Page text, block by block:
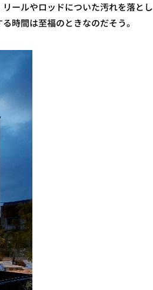
ールやロッドについた汚れを落とし
時間は至福のときなのだそう。